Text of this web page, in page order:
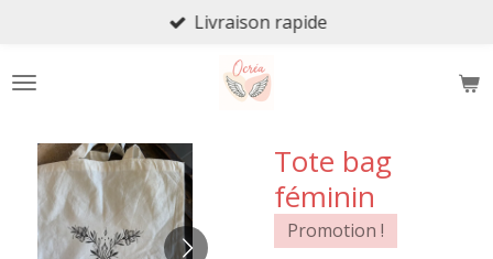
contenu
Livraison rapide
Tote bag
féminin
Promotion !